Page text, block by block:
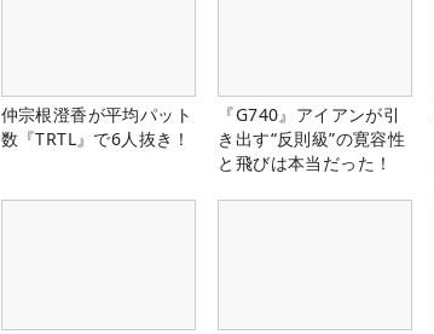
仲宗根澄香が平均パット
数『TRTL』で6人抜き！
『G740』アイアンが引
き出す“反則級”の寛容性
と飛びは本当だった！